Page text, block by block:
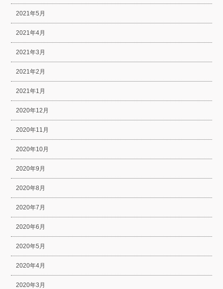
2021年5月
2021年4月
2021年3月
2021年2月
2021年1月
2020年12月
2020年11月
2020年10月
2020年9月
2020年8月
2020年7月
2020年6月
2020年5月
2020年4月
2020年3月